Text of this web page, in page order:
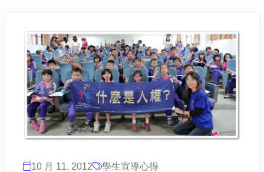
10 月 11, 2012 學生宣導心得